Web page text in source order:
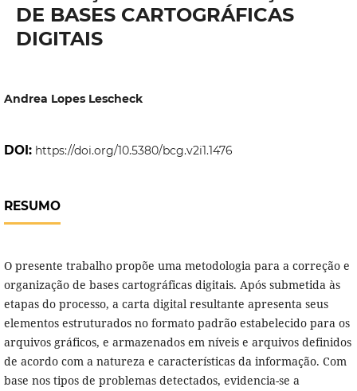
DE BASES CARTOGRÁFICAS
DIGITAIS
Andrea Lopes Lescheck
DOI: https://doi.org/10.5380/bcg.v2i1.1476
RESUMO
O presente trabalho propõe uma metodologia para a correção e
organização de bases cartográficas digitais. Após submetida às
etapas do processo, a carta digital resultante apresenta seus
elementos estruturados no formato padrão estabelecido para os
arquivos gráficos, e armazenados em níveis e arquivos definidos
de acordo com a natureza e características da informação. Com
base nos tipos de problemas detectados, evidencia-se a